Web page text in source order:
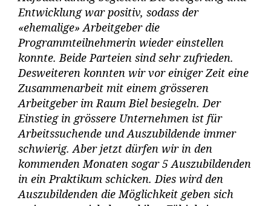
Entwicklung war positiv, sodass der
«ehemalige» Arbeitgeber die
Programmteilnehmerin wieder einstellen
konnte. Beide Parteien sind sehr zufrieden.
Desweiteren konnten wir vor einiger Zeit eine
Zusammenarbeit mit einem grösseren
Arbeitgeber im Raum Biel besiegeln. Der
Einstieg in grössere Unternehmen ist für
Arbeitssuchende und Auszubildende immer
schwierig. Aber jetzt dürfen wir in den
kommenden Monaten sogar 5 Auszubildenden
in ein Praktikum schicken. Dies wird den
Auszubildenden die Möglichkeit geben sich